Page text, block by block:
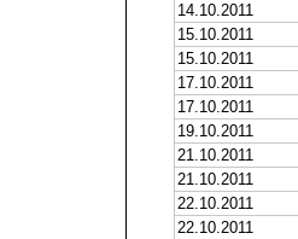
14.10.2011
15.10.2011
15.10.2011
17.10.2011
17.10.2011
19.10.2011
21.10.2011
21.10.2011
22.10.2011
22.10.2011